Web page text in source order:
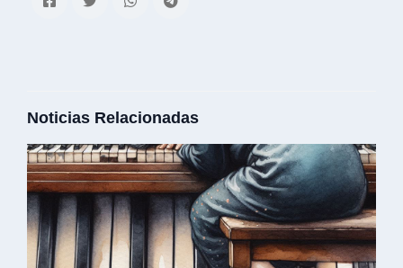
Noticias Relacionadas